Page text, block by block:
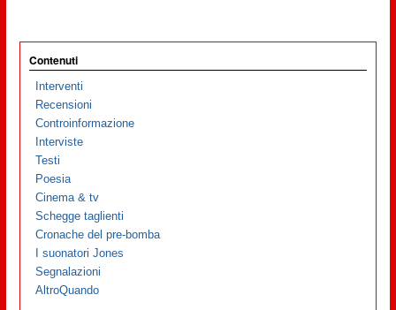
Contenuti
Interventi
Recensioni
Controinformazione
Interviste
Testi
Poesia
Cinema & tv
Schegge taglienti
Cronache del pre-bomba
I suonatori Jones
Segnalazioni
AltroQuando